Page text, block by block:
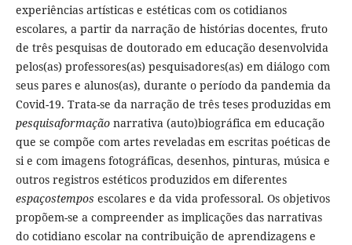
experiências artísticas e estéticas com os cotidianos
escolares, a partir da narração de histórias docentes, fruto
de três pesquisas de doutorado em educação desenvolvida
pelos(as) professores(as) pesquisadores(as) em diálogo com
seus pares e alunos(as), durante o período da pandemia da
Covid-19. Trata-se da narração de três teses produzidas em
pesquisaformaçãonarrativa (auto)biográfica em educação
que se compõe com artes reveladas em escritas poéticas de
si e com imagens fotográficas, desenhos, pinturas, música e
outros registros estéticos produzidos em diferentes
espaçostempos escolares e da vida professoral. Os objetivos
propõem-se a compreender as implicações das narrativas
do cotidiano escolar na contribuição de aprendizagens e